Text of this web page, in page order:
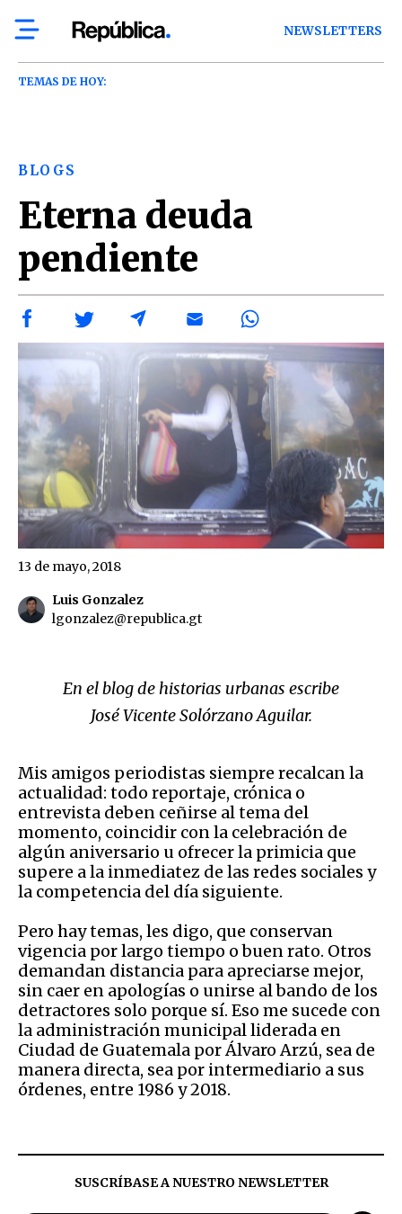
NEWSLETTERS
TEMAS DE HOY:
BLOGS
Eterna deuda
pendiente
Luis Gonzalez
lgonzalez@republica.gt
13 de mayo, 2018
En el blog de historias urbanas escribe
José Vicente Solórzano Aguilar.
Mis amigos periodistas siempre recalcan la
actualidad: todo reportaje, crónica o
entrevista deben ceñirse al tema del
momento, coincidir con la celebración de
algún aniversario u ofrecer la primicia que
supere a la inmediatez de las redes sociales y
la competencia del día siguiente.
Pero hay temas, les digo, que conservan
vigencia por largo tiempo o buen rato. Otros
demandan distancia para apreciarse mejor,
sin caer en apologías o unirse al bando de los
detractores solo porque sí. Eso me sucede con
la administración municipal liderada en
Ciudad de Guatemala por Álvaro Arzú, sea de
manera directa, sea por intermediario a sus
órdenes, entre 1986 y 2018.
SUSCRÍBASE A NUESTRO NEWSLETTER